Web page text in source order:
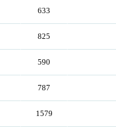
633
825
590
787
1579